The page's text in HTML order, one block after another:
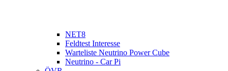
NET8
Feldtest Interesse
Warteliste Neutrino Power Cube
Neutrino - Car Pi